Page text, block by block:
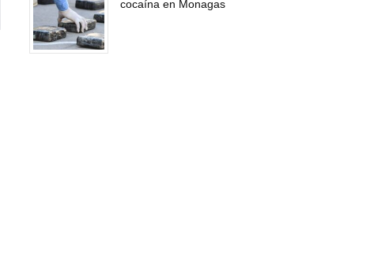
cocaína en Monagas